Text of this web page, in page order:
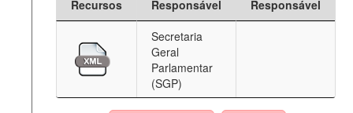
Recursos Responsável
Responsável
Secretaria
Geral
Parlamentar
(SGP)